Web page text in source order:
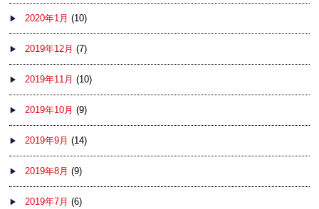
2020年1月 (10)
2019年12月 (7)
2019年11月 (10)
2019年10月 (9)
2019年9月 (14)
2019年8月 (9)
2019年7月 (6)